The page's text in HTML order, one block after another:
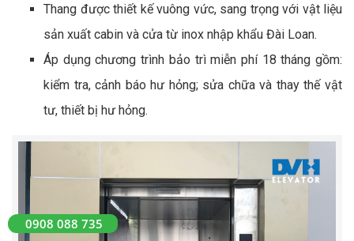
Thang được thiết kế vuông vức, sang trọng với vật liệu
sản xuất cabin và cửa từ inox nhập khẩu Đài Loan.
Áp dụng chương trình bảo trì miễn phí 18 tháng gồm:
kiểm tra, cảnh báo hư hỏng; sửa chữa và thay thế vật
tư, thiết bị hư hỏng.
0908 088 735